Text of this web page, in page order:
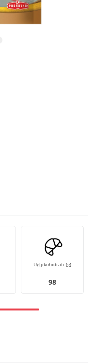
Ugljikohidrati (g)
98